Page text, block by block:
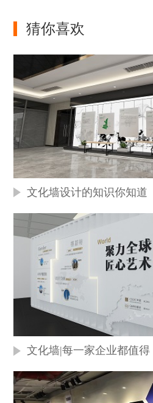
猜你喜欢
文化墙设计的知识你知道
文化墙|每一家企业都值得